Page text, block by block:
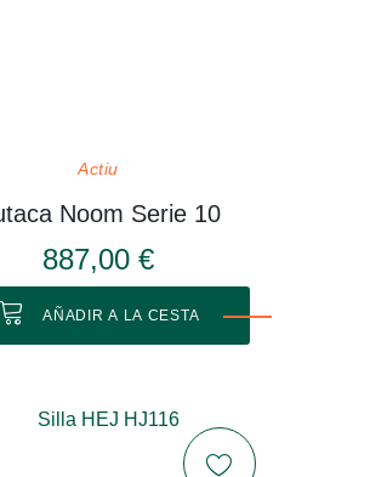
Actiu
Noom Serie 10
887,00 €
AÑADIR A LA CESTA